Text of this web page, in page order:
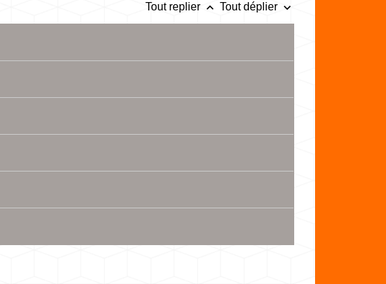
Tout replier keyboard_arrow_up Tout déplier keyboard_arrow_down